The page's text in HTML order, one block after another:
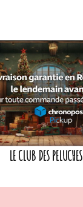
LE CLUB DES PELUCHES